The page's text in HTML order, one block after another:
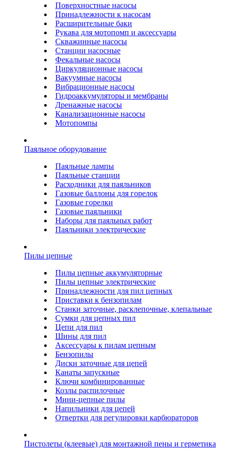
Поверхностные насосы
Принадлежности к насосам
Расширительные баки
Рукава для мотопомп и аксессуары
Скважинные насосы
Станции насосные
Фекальные насосы
Циркуляционные насосы
Вакуумные насосы
Вибрационные насосы
Гидроаккумуляторы и мембраны
Дренажные насосы
Канализационные насосы
Мотопомпы
Паяльное оборудование
Паяльные лампы
Паяльные станции
Расходники для паяльников
Газовые баллоны для горелок
Газовые горелки
Газовые паяльники
Наборы для паяльных работ
Паяльники электрические
Пилы цепные
Пилы цепные аккумуляторные
Пилы цепные электрические
Принадлежности для пил цепных
Приставки к бензопилам
Станки заточные, расклепочные, клепальные
Сумки для цепных пил
Цепи для пил
Шины для пил
Аксессуары к пилам цепным
Бензопилы
Диски заточные для цепей
Канаты запускные
Ключи комбинированные
Козлы распилочные
Мини-цепные пилы
Напильники для цепей
Отвертки для регулировки карбюраторов
Пистолеты (клеевые) для монтажной пены и герметика